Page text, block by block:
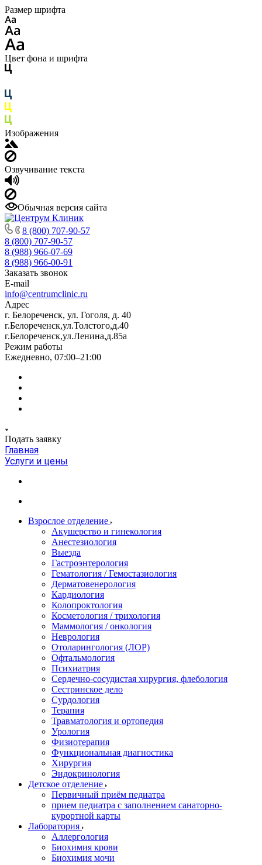
Размер шрифта
Цвет фона и шрифта
Изображения
Озвучивание текста
Обычная версия сайта
8 (800) 707-90-57
8 (800) 707-90-57
8 (988) 966-07-69
8 (988) 966-00-91
Заказать звонок
E-mail
info@centrumclinic.ru
Адрес
г. Белореченск, ул. Гоголя, д. 40
г.Белореченск,ул.Толстого,д.40
г.Белореченск,ул.Ленина,д.85а
Режим работы
Ежедневно, 07:00–21:00
Подать заявку
Главная
Услуги и цены
Взрослое отделение
Акушерство и гинекология
Анестезиология
Выезда
Гастроэнтерология
Гематология / Гемостазиология
Дерматовенерология
Кардиология
Колопроктология
Косметология / трихология
Маммология / онкология
Неврология
Отоларингология (ЛОР)
Офтальмология
Психиатрия
Сердечно-сосудистая хирургия, флебология
Сестринское дело
Сурдология
Терапия
Травматология и ортопедия
Урология
Физиотерапия
Функциональная диагностика
Хирургия
Эндокринология
Детское отделение
Первичный приём педиатра
прием педиатра с заполнением санаторно-
курортной карты
Лаборатория
Аллергология
Биохимия крови
Биохимия мочи